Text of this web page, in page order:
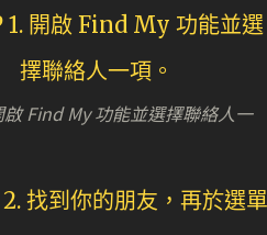
啟 Find My 功能並選擇聯絡人一